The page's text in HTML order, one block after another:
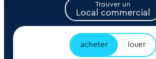
Trouver un
Local commercial
acheter louer